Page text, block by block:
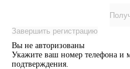
Завершить регистрацию
Вы не авторизованы
Укажите ваш номер телефона и
подтверждения.